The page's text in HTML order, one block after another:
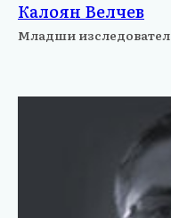
Калоян Велчев
Младши изследовател